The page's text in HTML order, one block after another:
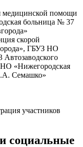
медицинской помощи
больница № 37
скорой
ГБУЗ НО
Автозаводского
«Нижегородская
Семашко»
участников
социальные